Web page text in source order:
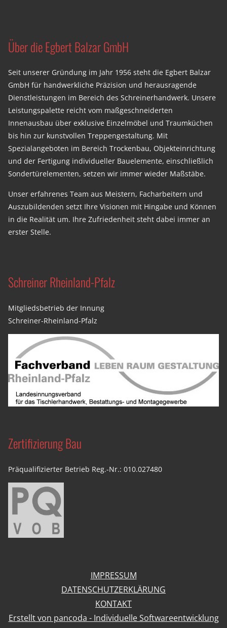
Über die Egbert Balzar GmbH
Seit unserer Gründung im Jahr 1956 steht die Egbert Balzar
GmbH für handwerkliche Präzision und herausragende
Dienstleistungen im Bereich des Schreinerhandwerk. Unsere
Leistungspalette reicht vom maßgeschneiderten
Innenausbau über exklusive Einzelmöbel und Traumküchen
bis hin zur kunstvollen Treppengestaltung. Mit
Spezialangeboten im Bereich Trockenbau, Objekteinrichtung
und der Fertigung individueller Bauelemente, einschließlich
Sondertürelementen, setzen wir immer wieder Maßstäbe.
Unser erfahrenes Team aus Meistern, Facharbeitern und
Auszubildenden setzt Ihre Visionen mit Hingabe und Können
in die Realität um. Ihre Zufriedenheit steht dabei immer an
erster Stelle.
Schreiner Rheinland-Pfalz
Mitgliedsbetrieb der Innung
Schreiner-Rheinland-Pfalz
Zertifizierung Bau
Präqualifizierter Betrieb Reg.-Nr.: 010.027480
Erstellt von pancoda - Individuelle Softwareentwicklung
IMPRESSUM
DATENSCHUTZERKLÄRUNG
KONTAKT